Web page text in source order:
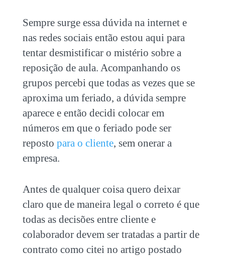
Sempre surge essa dúvida na internet e
nas redes sociais então estou aqui para
tentar desmistificar o mistério sobre a
reposição de aula. Acompanhando os
grupos percebi que todas as vezes que se
aproxima um feriado, a dúvida sempre
aparece e então decidi colocar em
números em que o feriado pode ser
reposto para o cliente, sem onerar a
empresa.
Antes de qualquer coisa quero deixar
claro que de maneira legal o correto é que
todas as decisões entre cliente e
colaborador devem ser tratadas a partir de
contrato como citei no artigo postado